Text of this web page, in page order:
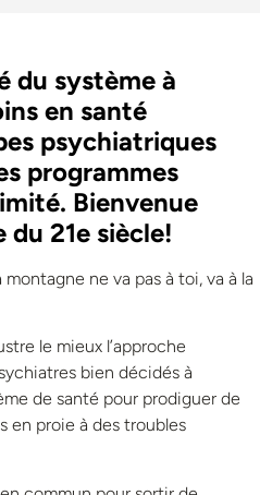
du système à
en santé
psychiatriques
programmes
Bienvenue
21e siècle!
ne va pas à toi, va à la
le mieux l’approche
bien décidés à
de santé pour prodiguer de
en proie à des troubles